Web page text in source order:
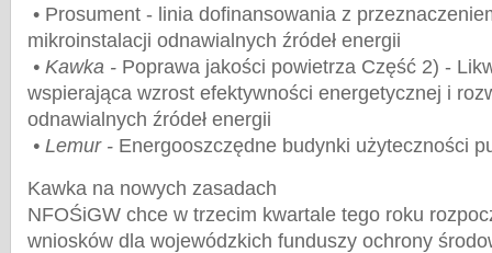
• Prosument - linia dofinansowania z
mikroinstalacji odnawialnych źródeł energii
• Kawka - Poprawa jakości powietrza Część 2) -
wspierająca wzrost efektywności energetycznej i
odnawialnych źródeł energii
• Lemur- Energooszczędne budynki użyteczności
Kawka na nowych zasadach
NFOŚiGW chce w trzecim kwartale tego roku
wniosków dla wojewódzkich funduszy ochrony